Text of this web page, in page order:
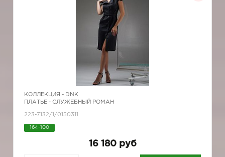
КОЛЛЕКЦИЯ - DNK
ПЛАТЬЕ - СЛУЖЕБНЫЙ РОМАН
223-7132/1/0150311
164-100
16 180 руб